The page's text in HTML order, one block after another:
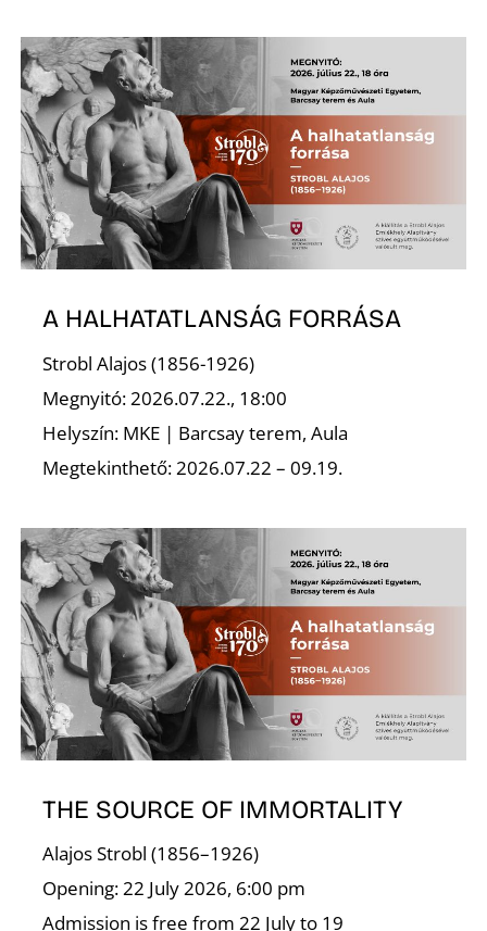
A HALHATATLANSÁG FORRÁSA
Strobl Alajos (1856-1926)
Megnyitó: 2026.07.22., 18:00
Helyszín: MKE | Barcsay terem, Aula
Megtekinthető: 2026.07.22 – 09.19.
THE SOURCE OF IMMORTALITY
Alajos Strobl (1856–1926)
Opening: 22 July 2026, 6:00 pm
Admission is free from 22 July to 19